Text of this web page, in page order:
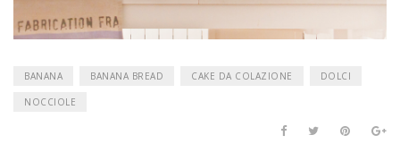
BANANA BANANA BREAD CAKE DA COLAZIONE DOLCI
NOCCIOLE